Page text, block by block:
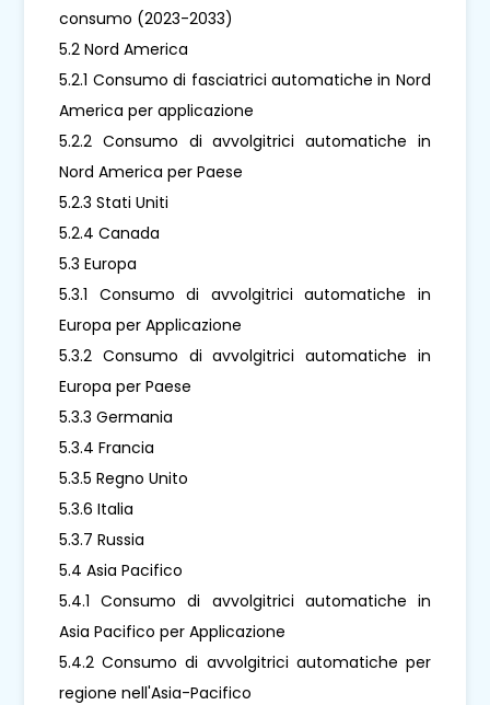
consumo (2023-2033)
5.2 Nord America
5.2.1 Consumo di fasciatrici automatiche in Nord
America per applicazione
5.2.2 Consumo di avvolgitrici automatiche in
Nord America per Paese
5.2.3 Stati Uniti
5.2.4 Canada
5.3 Europa
5.3.1 Consumo di avvolgitrici automatiche in
Europa per Applicazione
5.3.2 Consumo di avvolgitrici automatiche in
Europa per Paese
5.3.3 Germania
5.3.4 Francia
5.3.5 Regno Unito
5.3.6 Italia
5.3.7 Russia
5.4 Asia Pacifico
5.4.1 Consumo di avvolgitrici automatiche in
Asia Pacifico per Applicazione
5.4.2 Consumo di avvolgitrici automatiche per
regione nell'Asia-Pacifico